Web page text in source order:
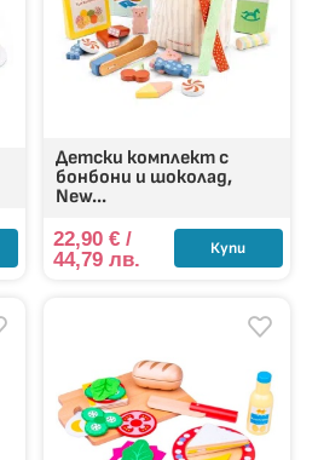
Детски комплект с
бонбони и шоколад,
New...
22,90€ /
44,79 лв.
Купи